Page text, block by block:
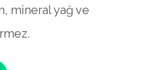
mineral yağ ve